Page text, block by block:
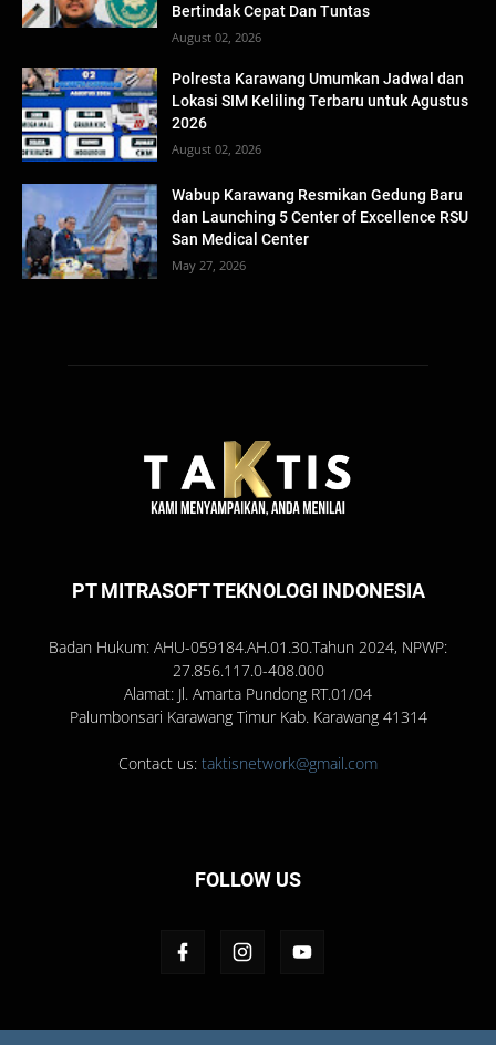
Bertindak Cepat Dan Tuntas
August 02, 2026
Polresta Karawang Umumkan Jadwal dan
Lokasi SIM Keliling Terbaru untuk Agustus
2026
August 02, 2026
Wabup Karawang Resmikan Gedung Baru
dan Launching 5 Center of Excellence RSU
San Medical Center
May 27, 2026
PT MITRASOFT TEKNOLOGI INDONESIA
Badan Hukum: AHU-059184.AH.01.30.Tahun 2024, NPWP:
27.856.117.0-408.000
Alamat: Jl. Amarta Pundong RT.01/04
Palumbonsari Karawang Timur Kab. Karawang 41314
Contact us: taktisnetwork@gmail.com
FOLLOW US